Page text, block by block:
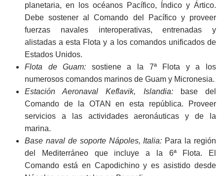
planetaria, en los océanos Pacífico, Índico y Ártico.
Debe sostener al Comando del Pacífico y proveer
fuerzas navales interoperativas, entrenadas y
alistadas a esta Flota y a los comandos unificados de
Estados Unidos.
Flota de Guam: sostiene a la 7ª Flota y a los
numerosos comandos marinos de Guam y Micronesia.
Estación Aeronaval Keflavik, Islandia:base del
Comando de la OTAN en esta república. Proveer
servicios a las actividades aeronáuticas y de la
marina.
Base naval de soporte Nápoles, Italia: Para la región
del Mediterráneo que incluye a la 6ª Flota. El
Comando está en Capodichino y es asistido desde